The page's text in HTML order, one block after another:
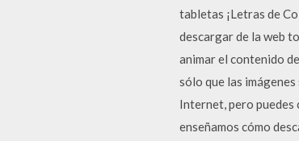
tabletas ¡Letras de
descargar de la web
animar el contenido
sólo que las
Internet, pero puedes
enseñamos cómo